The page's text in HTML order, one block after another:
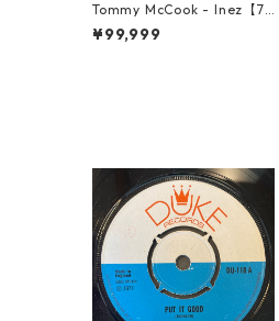
Tommy McCook - Inez【7-
21840】
¥99,999